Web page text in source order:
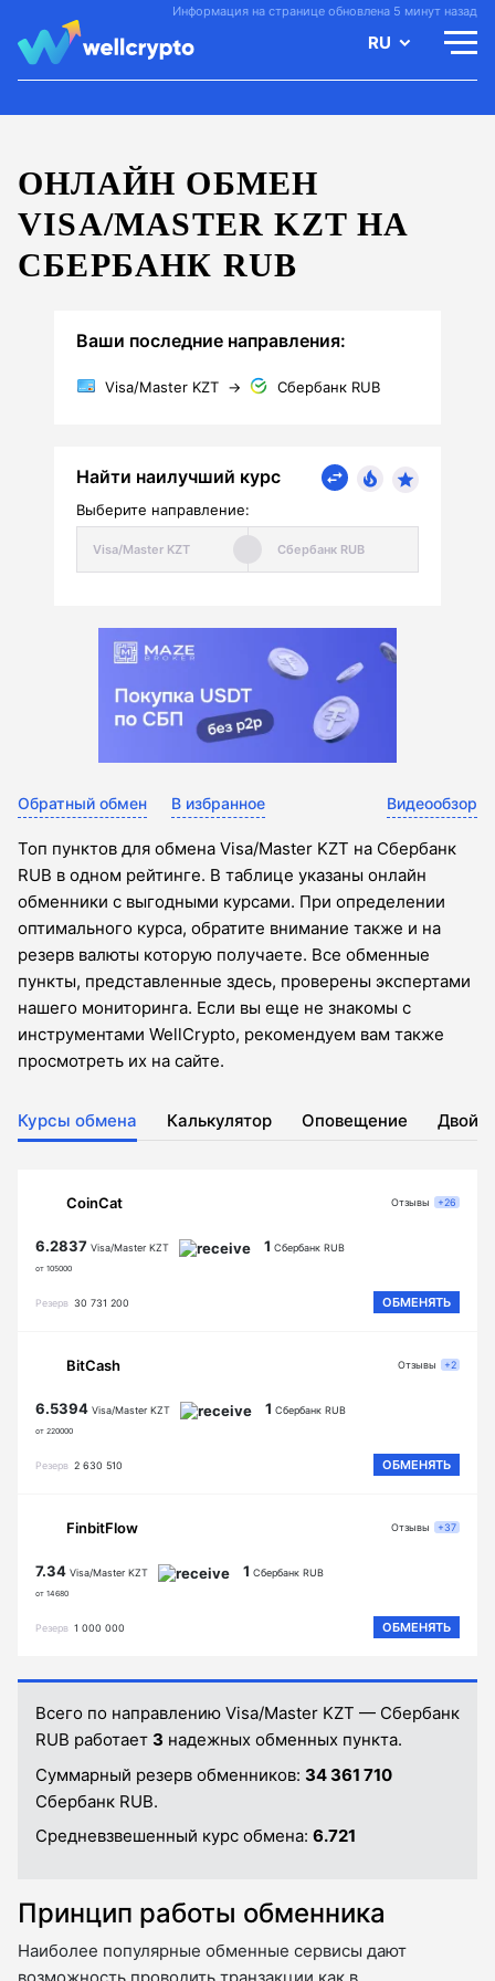
Информация на странице обновлена 5 минут назад
RU
ОНЛАЙН ОБМЕН
VISA/MASTER KZT НА
СБЕРБАНК RUB
Ваши последние направления:
Visa/Master KZT → Сбербанк RUB
Найти наилучший курс
Выберите направление:
Обратный обмен В избранное Видеообзор
Топ пунктов для обмена Visa/Master KZT на Сбербанк
RUB в одном рейтинге. В таблице указаны онлайн
обменники с выгодными курсами. При определении
оптимального курса, обратите внимание также и на
резерв валюты которую получаете. Все обменные
пункты, представленные здесь, проверены экспертами
нашего мониторинга. Если вы еще не знакомы с
инструментами WellCrypto, рекомендуем вам также
просмотреть их на сайте.
Курсы обмена Калькулятор Оповещение
CoinCat
6.2837 Visa/Master KZT
от 105000
1 Сбербанк RUB
Резерв 30 731 200 ОБМЕНЯТЬ
Отзывы +26
BitCash
6.5394 Visa/Master KZT
от 220000
1 Сбербанк RUB
Резерв 2 630 510 ОБМЕНЯТЬ
Отзывы +2
FinbitFlow
7.34 Visa/Master KZT
от 14680
1 Сбербанк RUB
Резерв 1 000 000 ОБМЕНЯТЬ
Отзывы +37
Всего по направлению Visa/Master KZT — Сбербанк
RUB работает 3 надежных обменных пункта.
Суммарный резерв обменников: 34 361 710
Сбербанк RUB.
Средневзвешенный курс обмена: 6.721
Принцип работы обменника
Наиболее популярные обменные сервисы дают